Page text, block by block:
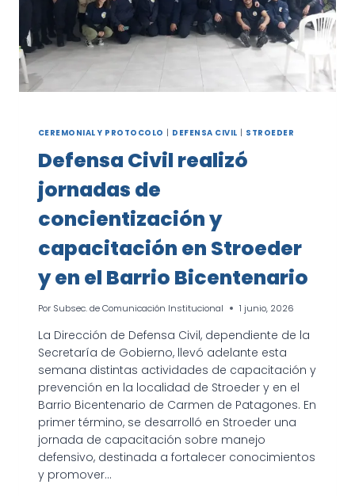
CEREMONIAL Y PROTOCOLO | DEFENSA CIVIL | STROEDER
Defensa Civil realizó
jornadas de
concientización y
capacitación en Stroeder
y en el Barrio Bicentenario
Por Subsec. de Comunicación Institucional 1 junio, 2026
La Dirección de Defensa Civil, dependiente de la
Secretaría de Gobierno, llevó adelante esta
semana distintas actividades de capacitación y
prevención en la localidad de Stroeder y en el
Barrio Bicentenario de Carmen de Patagones. En
primer término, se desarrolló en Stroeder una
jornada de capacitación sobre manejo
defensivo, destinada a fortalecer conocimientos
y promover…